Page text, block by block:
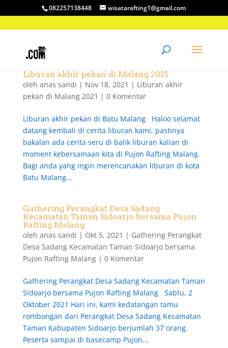
082257138448 wisatarafting1@gmail.com
Liburan akhir pekan di Malang 2021
oleh anas sandi | Nov 18, 2021 | Liburan akhir
pekan di Malang 2021 | 0 Komentar
Liburan akhir pekan di Batu Malang Haloo selamat
datang kembali di cerita liburan kami, pastinya
bakalan ada cerita seru di balik liburan kalian di
moment kebersamaan kita di Pujon Rafting Malang.
Bagi anda yang ingin merencanakan liburan di kota
Batu Malang...
Gathering Perangkat Desa Sadang
Kecamatan Taman Sidoarjo bersama Pujon
Rafting Malang
oleh anas sandi | Okt 5, 2021 | Gathering Perangkat
Desa Sadang Kecamatan Taman Sidoarjo bersama
Pujon Rafting Malang| 0 Komentar
Gathering Perangkat Desa Sadang Kecamatan Taman
Sidoarjo bersama Pujon Rafting Malang Sabtu, 2
Oktober 2021 Hari ini, kami kedatangan tamu
rombongan dari Perangkat Desa Sadang Kecamatan
Taman Kabupaten Sidoarjo berjumlah 37 orang.
Peserta sampai di basecamp Pujon...